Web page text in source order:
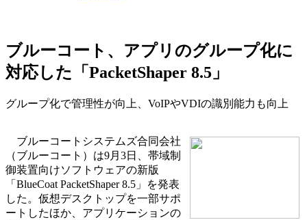
ブルーコート、アプリのグループ化に
対応した「PacketShaper 8.5」
グループ化で管理性が向上、VoIPやVDIの識別能力も向上
ブルーコートシステムズ合同会社
（ブルーコート）は9月3日、帯域制
御装置向けソフトウェアの新版
「BlueCoat PacketShaper 8.5」を発表
した。仮想デスクトップを一部サポ
ートしたほか、アプリケーションの